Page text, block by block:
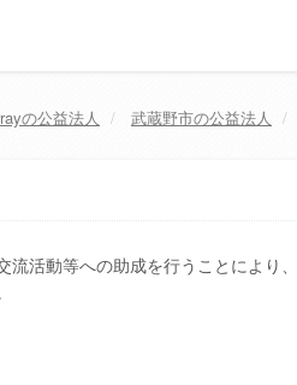
の公益法人 武蔵野市の公益法人
活動等への助成を行うことにより